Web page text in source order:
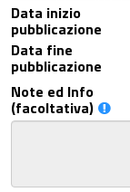
Data inizio
pubblicazione
Data fine
pubblicazione
Note ed Info
(facoltativa)